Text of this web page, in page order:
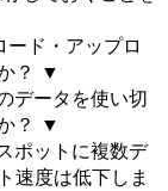
ド・アップロ
？ ▼
データを使い切
？ ▼
ポットに複数デ
速度は低下しま